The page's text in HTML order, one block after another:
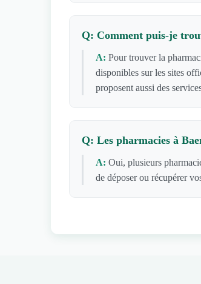
Q: Comment puis-je
A: Pour trouver la
disponibles sur les sites
proposent aussi des
Q: Les pharmacies à
A: Oui, plusieurs
de déposer ou récupérer